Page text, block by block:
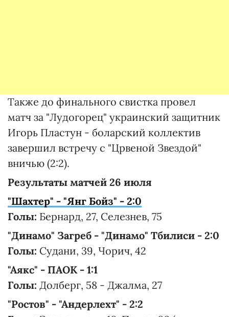
Также до финального свистка провел
матч за "Лудогорец" украинский защитник
Игорь Пластун - боларский коллектив
завершил встречу с "Црвеной Звездой"
вничью (2:2).
Результаты матчей 26 июля
"Шахтер" - "Янг Бойз" - 2:0
Голы: Бернард, 27, Селезнев, 75
"Динамо" Загреб - "Динамо" Тбилиси - 2:0
Голы: Судани, 39, Чорич, 42
"Аякс" - ПАОК - 1:1
Голы: Долберг, 58 - Джалма, 27
"Ростов" - "Андерлехт" - 2:2